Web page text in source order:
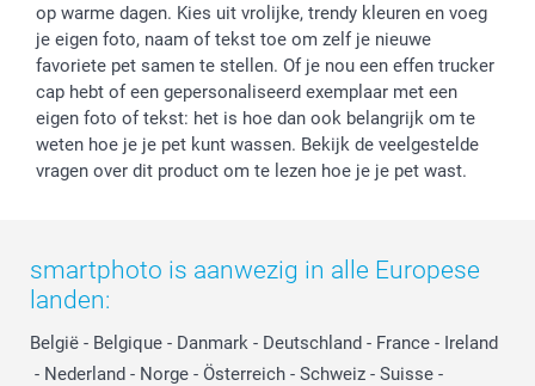
op warme dagen. Kies uit vrolijke, trendy kleuren en voeg
je eigen foto, naam of tekst toe om zelf je nieuwe
favoriete pet samen te stellen. Of je nou een effen trucker
cap hebt of een gepersonaliseerd exemplaar met een
eigen foto of tekst: het is hoe dan ook belangrijk om te
weten hoe je je pet kunt wassen. Bekijk de veelgestelde
vragen over dit product om te lezen hoe je je pet wast.
smartphoto is aanwezig in alle Europese
landen:
België - Belgique - Danmark - Deutschland - France - Ireland
- Nederland - Norge - Österreich - Schweiz - Suisse -